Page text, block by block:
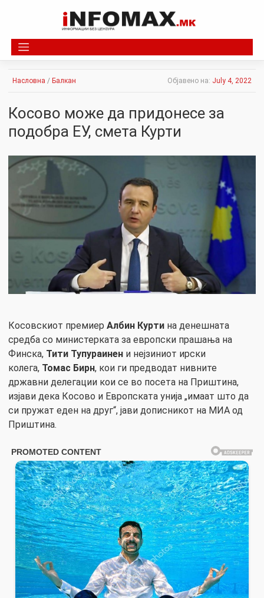
Насловна / Балкан Објавено на: July 4, 2022
Косово може да придонесе за
подобра ЕУ, смета Курти
Косовскиот премиер Албин Курти на денешната
средба со министерката за европски прашања на
Финска, Тити Тупураинен и нејзиниот ирски
колега, Томас Бирн, кои ги предводат нивните
државни делегации кои се во посета на Приштина,
изјави дека Косово и Европската унија „имаат што да
си пружат еден на друг“, јави дописникот на МИА од
Приштина.